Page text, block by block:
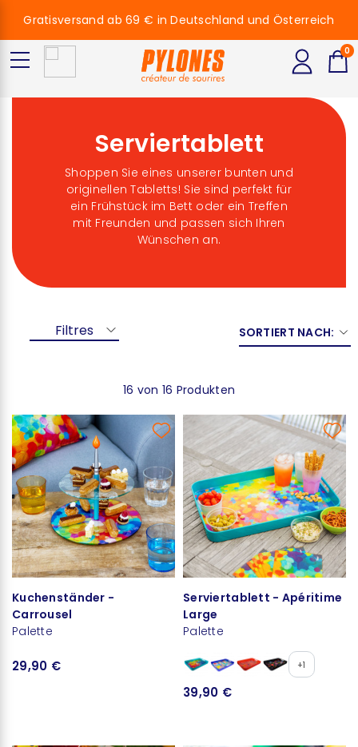
Serviertablett
Shoppen Sie eines unserer bunten und
originellen Tabletts! Sie sind perfekt für
ein Frühstück im Bett oder ein Treffen
mit Freunden und passen sich Ihren
Wünschen an.
Filtres SORTIERT NACH:
16 von 16 Produkten
Kuchenständer -
Carrousel
Palette
29,90 €
Serviertablett - Apéritime
Large
Palette
+1
39,90 €
Gratisversand ab 69 € in Deutschland und Österreich
0